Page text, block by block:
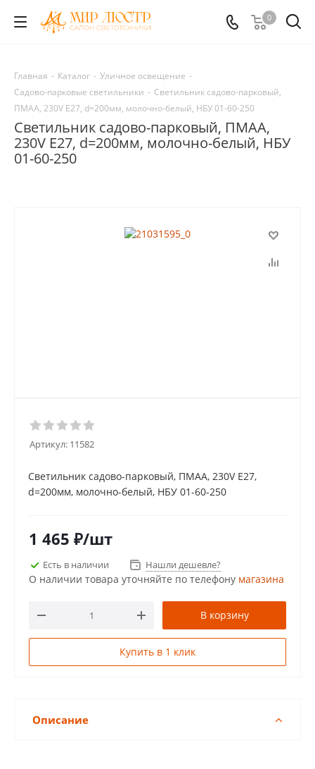
0
Главная - Каталог - Уличное освещение -
Садово-парковые светильники - Светильник садово-парковый,
ПМАА, 230V E27, d=200мм, молочно-белый, НБУ 01-60-250
Светильник садово-парковый, ПМАА,
230V E27, d=200мм, молочно-белый, НБУ
01-60-250
Артикул: 11582
Светильник садово-парковый, ПМАА, 230V E27,
d=200мм, молочно-белый, НБУ 01-60-250
1 465 ₽/шт
Есть в наличии Нашли дешевле?
О наличии товара уточняйте по телефону магазина
В корзину
Купить в 1 клик
Описание